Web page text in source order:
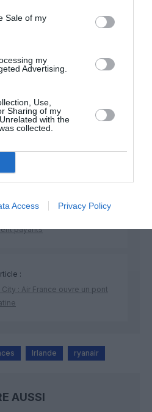
Sale of my
my
Advertising.
Use,
Sharing of my
with the
collected.
Access Privacy Policy
:
payants
:
City : Air France ouvre un pont
Irlande ryanair
AUSSI